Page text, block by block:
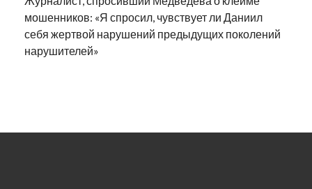
мошенников: «Я спросил, чувствует ли Даниил
себя жертвой нарушений предыдущих поколений
нарушителей»